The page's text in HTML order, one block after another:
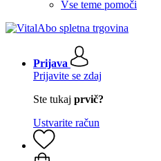
Vse teme pomoči
Prijava
Prijavite se zdaj
Ste tukaj prvič?
Ustvarite račun